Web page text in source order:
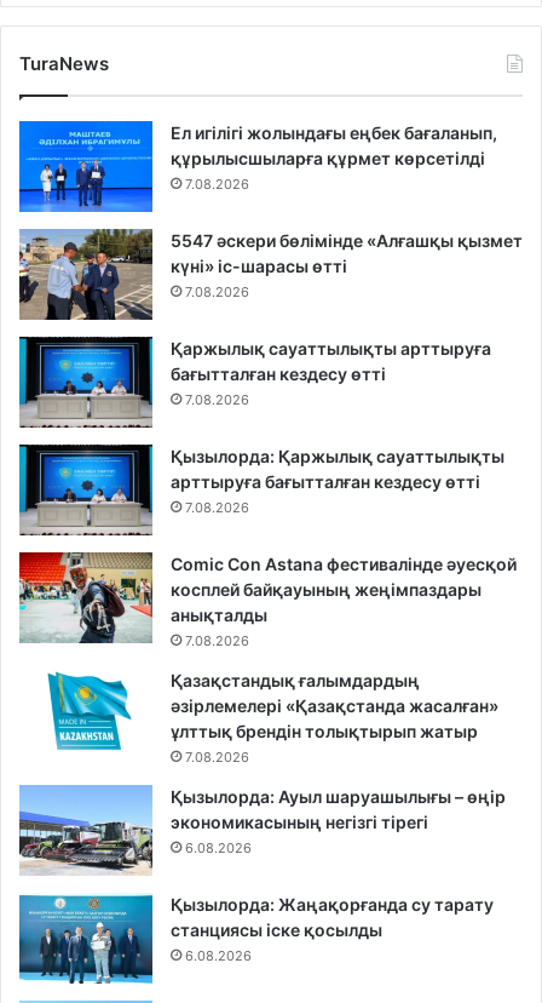
TuraNews
Ел игілігі жолындағы еңбек бағаланып,
құрылысшыларға құрмет көрсетілді
7.08.2026
5547 әскери бөлімінде «Алғашқы қызмет
күні» іс-шарасы өтті
7.08.2026
Қаржылық сауаттылықты арттыруға
бағытталған кездесу өтті
7.08.2026
Қызылорда: Қаржылық сауаттылықты
арттыруға бағытталған кездесу өтті
7.08.2026
Comic Con Astana фестивалінде әуесқой
косплей байқауының жеңімпаздары
анықталды
7.08.2026
Қазақстандық ғалымдардың
әзірлемелері «Қазақстанда жасалған»
ұлттық брендін толықтырып жатыр
7.08.2026
Қызылорда: Ауыл шаруашылығы – өңір
экономикасының негізгі тірегі
6.08.2026
Қызылорда: Жаңақорғанда су тарату
станциясы іске қосылды
6.08.2026